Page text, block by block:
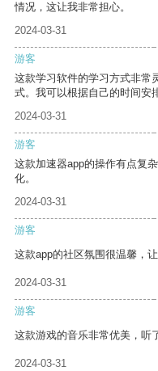
情况，这让我非常担心。
2024-03-31
游客
这款学习软件的学习方式非常
式。我可以根据自己的时间安
2024-03-31
游客
这款加速器app的操作有点复
化。
2024-03-31
游客
这款app的社区氛围很温馨，
2024-03-31
游客
这款游戏的音乐非常优美，听
2024-03-31